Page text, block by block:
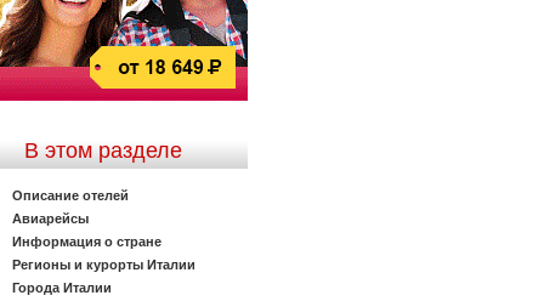
В этом разделе
Описание отелей
Авиарейсы
Информация о стране
Регионы и курорты Италии
Города Италии